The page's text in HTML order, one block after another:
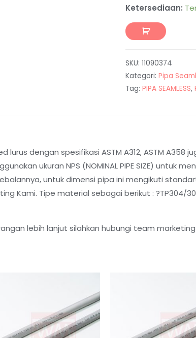
Ketersediaan:
SKU: 11090374
Kategori: Pipa
Tag: PIPA SEAMLESS,
dengan spesifikasi ASTM A312, ASTM A358
ukuran NPS (NOMINAL PIPE SIZE) untuk
untuk dimensi pipa ini mengikuti
Kami. Tipe material sebagai berikut : ?TP304/304L,
lebih lanjut silahkan hubungi team